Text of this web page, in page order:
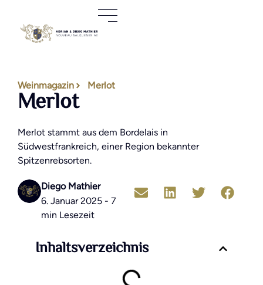
Weinmagazin Merlot
Merlot
Merlot stammt aus dem Bordelais in
Südwestfrankreich, einer Region bekannter
Spitzenrebsorten.
Diego Mathier
6. Januar 2025 - 7
min Lesezeit
Inhaltsverzeichnis